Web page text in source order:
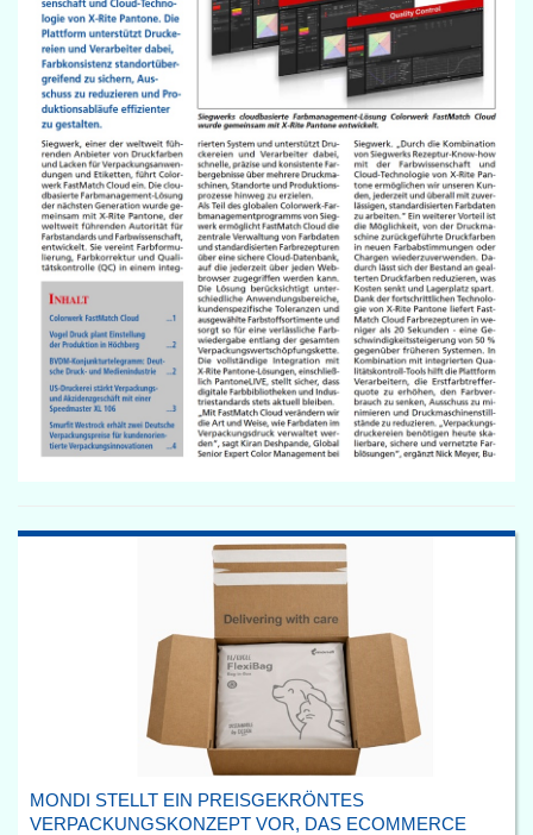
MONDI STELLT EIN PREISGEKRÖNTES
VERPACKUNGSKONZEPT VOR, DAS ECOMMERCE